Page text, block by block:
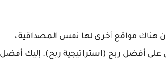
قد تكون هناك مواقع أخرى لها نفس المصداقية ،
أفضل ربح (استراتيجية ربح). إليك أفضل